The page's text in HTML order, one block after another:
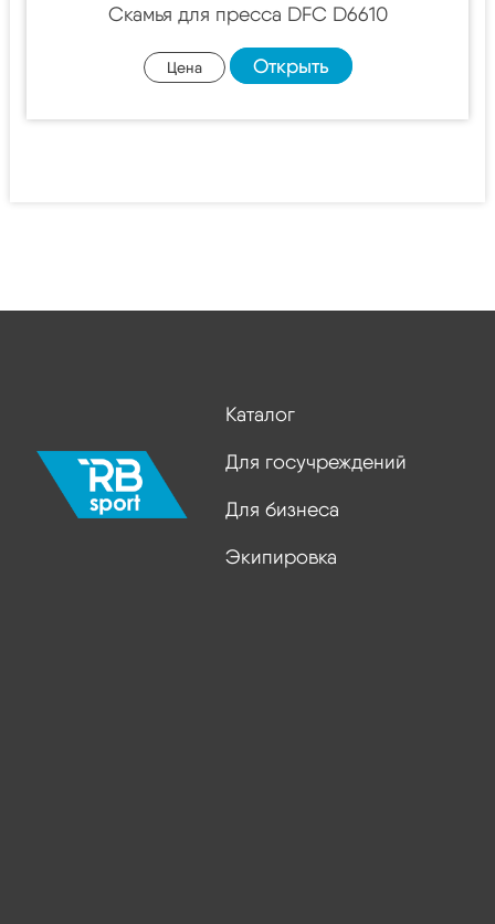
Скамья для пресса DFC D6610
Цена Открыть
Каталог
Для госучреждений
Для бизнеса
Экипировка